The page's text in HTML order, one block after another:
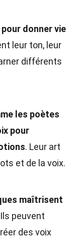
donner vie
leur ton, leur
différents
les poètes
pour
. Leur art
et de la voix.
maîtrisent
peuvent
des voix